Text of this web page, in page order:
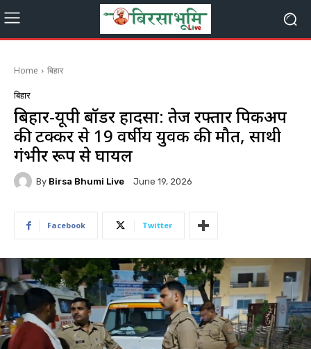
Home बिहार
बिहार
बिहार-यूपी बॉर्डर हादसा: तेज रफ्तार पिकअप
की टक्कर से 19 वर्षीय युवक की मौत, साथी
गंभीर रूप से घायल
By Birsa Bhumi Live June 19, 2026
Facebook Twitter